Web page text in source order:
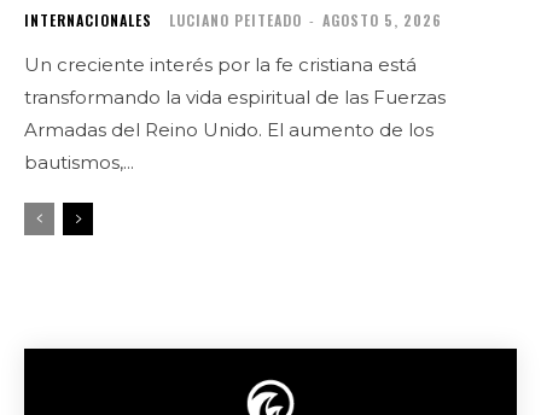
INTERNACIONALES LUCIANO PEITEADO - AGOSTO 5, 2026
Un creciente interés por la fe cristiana está
transformando la vida espiritual de las Fuerzas
Armadas del Reino Unido. El aumento de los
bautismos,...